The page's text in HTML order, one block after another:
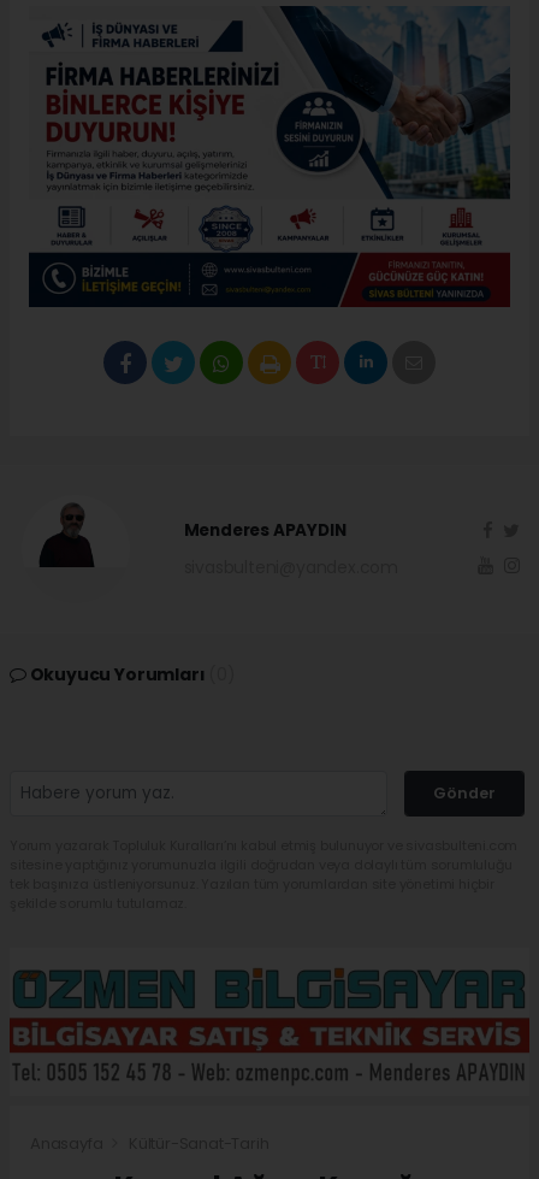
Menderes APAYDIN
Okuyucu Yorumları
Gönder